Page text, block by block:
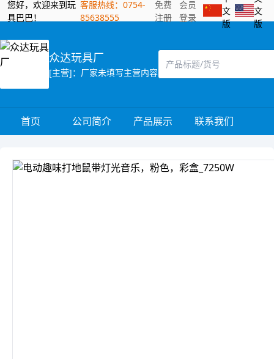
您好，欢迎来到玩
具巴巴！
客服热线：0754-
85638555
免费
注册
会员
登录
文
版
文
版
众达玩具厂
[主营]：厂家未填写主营内容
首页 公司简介 产品展示 联系我们